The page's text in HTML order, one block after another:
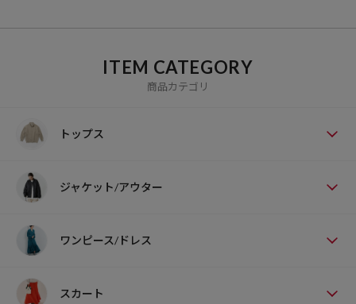
ITEM CATEGORY
商品カテゴリ
トップス
ジャケット/アウター
ワンピース/ドレス
スカート